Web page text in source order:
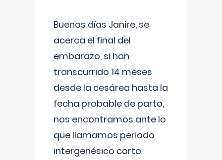
Buenos días Janire, se
acerca el final del
embarazo, si han
transcurrido 14 meses
desde la cesárea hasta la
fecha probable de parto,
nos encontramos ante lo
que llamamos periodo
intergenésico corto